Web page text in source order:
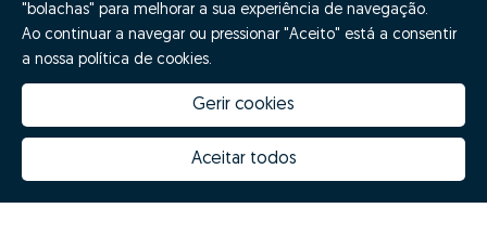
"bolachas" para melhorar a sua experiência de navegação.
Ao continuar a navegar ou pressionar "Aceito" está a consentir
a nossa política de cookies.
Gerir cookies
Aceitar todos